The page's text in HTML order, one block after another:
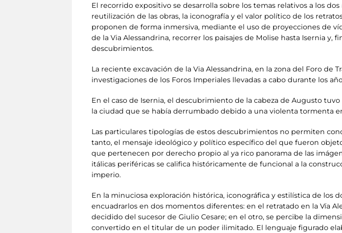
El recorrido expositivo se desarrolla sobre los temas relativos a los
reutilización de las obras, la iconografía y el valor político de los
proponen de forma inmersiva, mediante el uso de proyecciones de
de la Via Alessandrina, recorrer los paisajes de Molise hasta Isernia
descubrimientos.
La reciente excavación de la Via Alessandrina, en la zona del Foro
investigaciones de los Foros Imperiales llevadas a cabo durante los
En el caso de Isernia, el descubrimiento de la cabeza de Augusto
la ciudad que se había derrumbado debido a una violenta tormenta
Las particulares tipologías de estos descubrimientos no permiten
tanto, el mensaje ideológico y político específico del que fueron
que pertenecen por derecho propio al ya rico panorama de las
itálicas periféricas se califica históricamente de funcional a la
imperio.
En la minuciosa exploración histórica, iconográfica y estilística de los
encuadrarlos en dos momentos diferentes: en el retratado en la Vía
decidido del sucesor de Giulio Cesare; en el otro, se percibe la
convertido en el titular de un poder ilimitado. El lenguaje figurado